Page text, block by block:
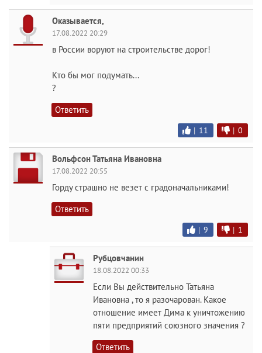
Оказывается,
17.08.2022 20:29
в России воруют на строительстве дорог!
Кто бы мог подумать...
?
Ответить
| 11 | 0
Вольфсон Татьяна Ивановна
17.08.2022 20:55
Горду страшно не везет с градоначальниками!
Ответить
| 9 | 1
Рубцовчанин
18.08.2022 00:33
Если Вы действительно Татьяна
Ивановна , то я разочарован. Какое
отношение имеет Дима к уничтожению
пяти предприятий союзного значения ?
Ответить